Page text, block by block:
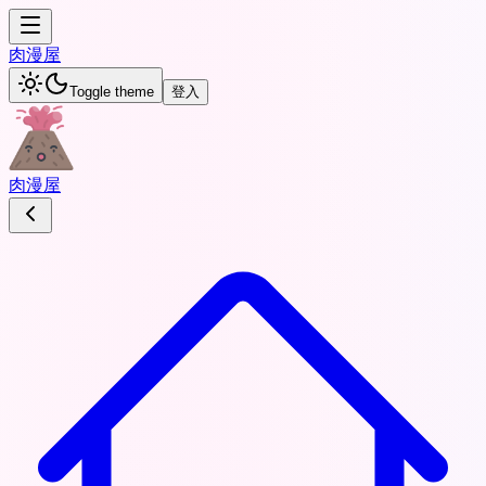
肉漫屋
Toggle theme 登入
肉漫屋